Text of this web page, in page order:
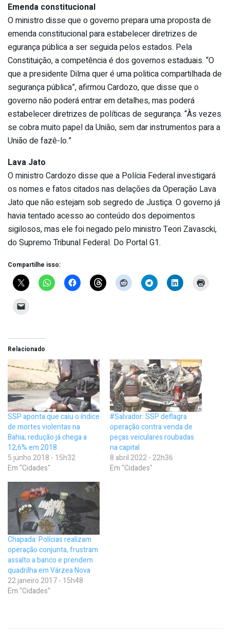
Emenda constitucional
O ministro disse que o governo prepara uma proposta de
emenda constitucional para estabelecer diretrizes de
egurança pública a ser seguida pelos estados. Pela
Constituição, a competência é dos governos estaduais. “O
que a presidente Dilma quer é uma politica compartilhada de
segurança pública”, afirmou Cardozo, que disse que o
governo não poderá entrar em detalhes, mas poderá
estabelecer diretrizes de políticas de segurança. “Às vezes
se cobra muito papel da União, sem dar instrumentos para a
União de fazê-lo.”
Lava Jato
O ministro Cardozo disse que a Polícia Federal investigará
os nomes e fatos citados nas delações da Operação Lava
Jato que não estejam sob segredo de Justiça. O governo já
havia tentado acesso ao conteúdo dos depoimentos
sigilosos, mas ele foi negado pelo ministro Teori Zavascki,
do Supremo Tribunal Federal. Do Portal G1.
Compartilhe isso:
Relacionado
SSP aponta que caiu o índice
de mortes violentas na
Bahia; redução já chega a
12,6% em 2018
5 junho 2018 - 15h32
Em "Cidades"
#Salvador: SSP deflagra
operação contra venda de
peças veiculares roubadas
na capital
8 abril 2022 - 22h36
Em "Cidades"
Chapada: Polícias realizam
operação conjunta, frustram
assalto a banco e prendem
quadrilha em Várzea Nova
22 janeiro 2017 - 15h48
Em "Cidades"